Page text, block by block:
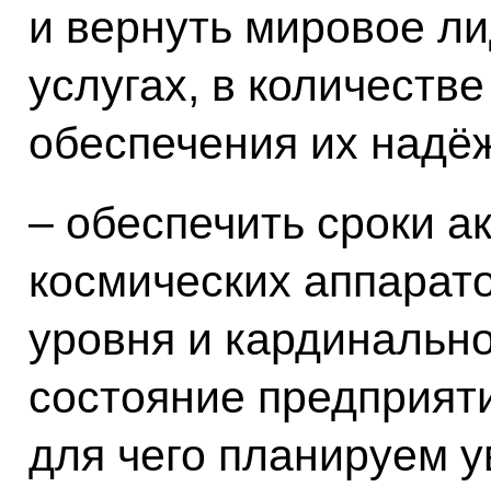
и вернуть мировое
услугах, в
обеспечения их
– обеспечить сроки
космических
уровня и
состояние
для чего планируем